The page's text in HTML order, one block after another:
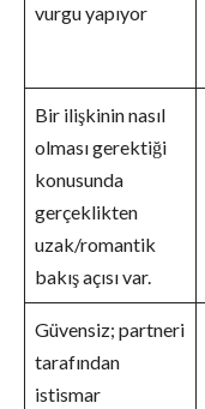
vurgu yapıyor
Bir ilişkinin nasıl
olması gerektiği
konusunda
gerçeklikten
uzak/romantik
bakış açısı var.
Güvensiz; partneri
tarafından
istismar